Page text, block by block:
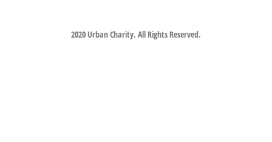
2020 Urban Charity. All Rights Reserved.